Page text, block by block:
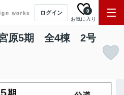
ログイン
お気に入り
0
原5期 全4棟 2号